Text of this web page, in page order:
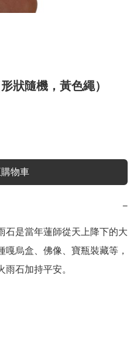
狀隨機，黃色繩）
物車
−
石是當年蓮師從天上降下的大
嘎烏盒、佛像、寶瓶裝藏等，
石加持平安。